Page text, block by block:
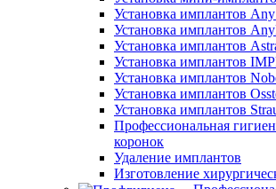
Установка имплантов
Установка имплантов
Установка имплантов
Установка имплантов
Установка имплантов
Установка имплантов
Установка имплантов
Профессиональная
коронок
Удаление имплантов
Изготовление